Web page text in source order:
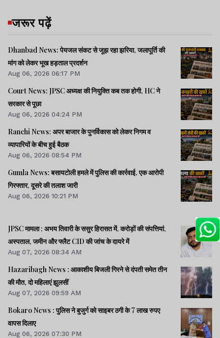
जरूर पढ़ें
Dhanbad News: पेयजल संकट से जूझ रहा झरिया, जलापूर्ति की
मांग को लेकर भूख हड़ताल प्रदर्शन
Aug 06, 2026 06:17 PM
Court News: JPSC अध्यक्ष की नियुक्ति कब तक होगी, HC ने
सरकार से पूछा
Aug 06, 2026 04:24 PM
Ranchi News: अपर बाजार के पुनर्विकास को लेकर निगम व
व्यापारियों के बीच हुई बैठक
Aug 06, 2026 08:54 PM
Gumla News: बसायटोली हमले में पुलिस की कार्रवाई, एक आरोपी
गिरफ्तार, दूसरे की तलाश जारी
Aug 06, 2026 10:21 PM
JPSC मामला : अभय तिवारी के ससुर हिरासत में, करोड़ों की संपत्तियां,
अस्पताल, जमीन और फ्लैट CID की जांच के दायरे में
Aug 07, 2026 08:34 AM
Hazaribagh News : आकाशीय बिजली गिरने से दंपती समेत तीन
की मौत, दो महिलाएं झुलसीं
Aug 07, 2026 09:59 AM
Bokaro News : पुलिस ने बुजुर्ग को साइबर ठगी के 7 लाख रुपए
वापस दिलाए
Aug 06, 2026 07:30 PM